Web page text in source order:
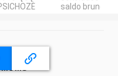
saldo bruneti